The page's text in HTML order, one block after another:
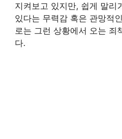
지켜보고 있지만, 쉽게 말리
있다는 무력감 혹은 관망적
로는 그런 상황에서 오는 죄
다.